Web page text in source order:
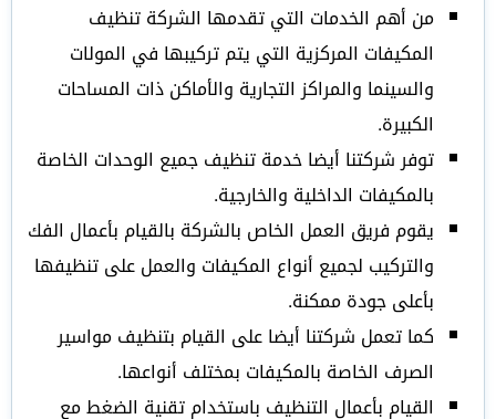
من أهم الخدمات التي تقدمها الشركة تنظيف
المكيفات المركزية التي يتم تركيبها في المولات
والسينما والمراكز التجارية والأماكن ذات المساحات
الكبيرة.
توفر شركتنا أيضا خدمة تنظيف جميع الوحدات الخاصة
بالمكيفات الداخلية والخارجية.
يقوم فريق العمل الخاص بالشركة بالقيام بأعمال الفك
والتركيب لجميع أنواع المكيفات والعمل على تنظيفها
بأعلى جودة ممكنة.
كما تعمل شركتنا أيضا على القيام بتنظيف مواسير
الصرف الخاصة بالمكيفات بمختلف أنواعها.
القيام بأعمال التنظيف باستخدام تقنية الضغط مع